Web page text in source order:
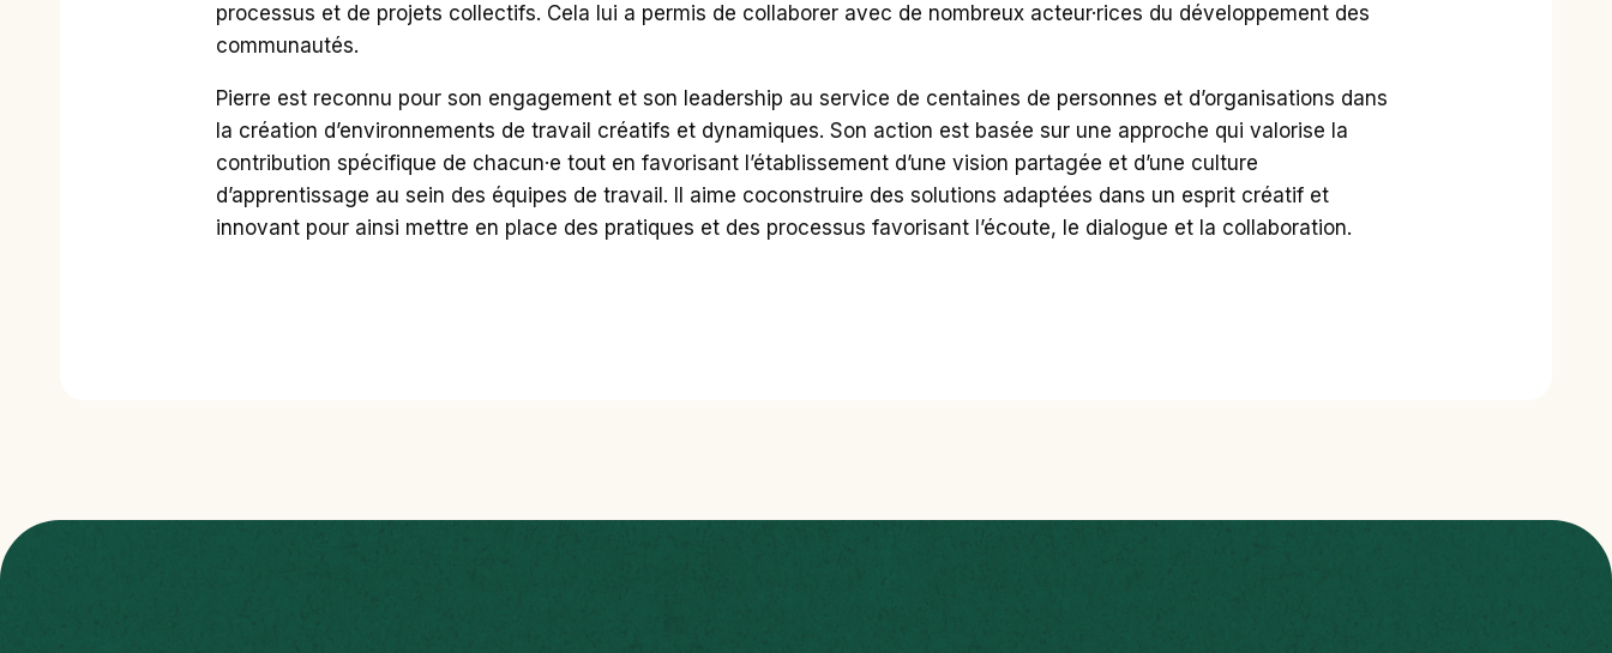
processus et de projets collectifs. Cela lui a permis de collaborer avec de nombreux acteur·rices du développement des
communautés.
Pierre est reconnu pour son engagement et son leadership au service de centaines de personnes et d’organisations dans
la création d’environnements de travail créatifs et dynamiques. Son action est basée sur une approche qui valorise la
contribution spécifique de chacun·e tout en favorisant l’établissement d’une vision partagée et d’une culture
d’apprentissage au sein des équipes de travail. Il aime coconstruire des solutions adaptées dans un esprit créatif et
innovant pour ainsi mettre en place des pratiques et des processus favorisant l’écoute, le dialogue et la collaboration.